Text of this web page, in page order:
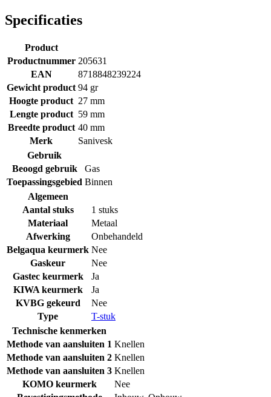
Specificaties
Product
Productnummer 205631
EAN
8718848239224
Gewicht product 94 gr
Hoogte product 27 mm
Lengte product 59 mm
Breedte product 40 mm
Merk
Sanivesk
Gebruik
Beoogd gebruik
Gas
Toepassingsgebied Binnen
Algemeen
Aantal stuks
1 stuks
Materiaal
Metaal
Afwerking
Onbehandeld
Belgaqua keurmerk Nee
Gaskeur
Nee
Gastec keurmerk
Ja
KIWA keurmerk
Ja
KVBG gekeurd
Nee
Type
T-stuk
Technische kenmerken
Methode van aansluiten 1 Knellen
Methode van aansluiten 2 Knellen
Methode van aansluiten 3 Knellen
KOMO keurmerk
Nee